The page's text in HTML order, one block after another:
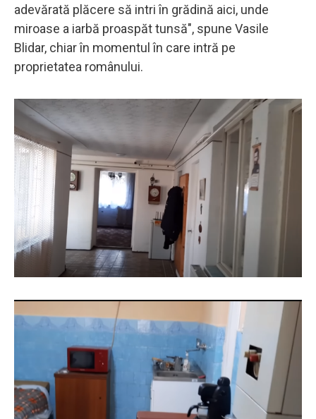
adevărată plăcere să intri în grădină aici, unde
miroase a iarbă proaspăt tunsă", spune Vasile
Blidar, chiar în momentul în care intră pe
proprietatea românului.